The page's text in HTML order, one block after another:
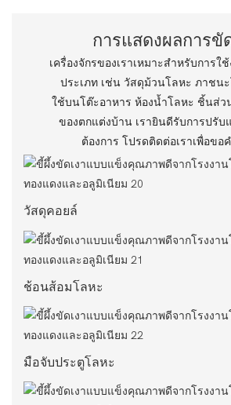
การแสดงผลการขั
เครื่องจักรของเราเหมาะสำหรับการใ
ประเภท เช่น วัสดุม้วนโลหะ ภาชน
ใช้บนโต๊ะอาหาร ห้องน้ำโลหะ ชิ้นส่
ของตกแต่งบ้าน เรายินดีรับการปรับ
ต้องการ โปรดติดต่อเราเพื่อขอ
วัสดุคอยล์
ช้อนส้อมโลหะ
มือจับประตูโลหะ